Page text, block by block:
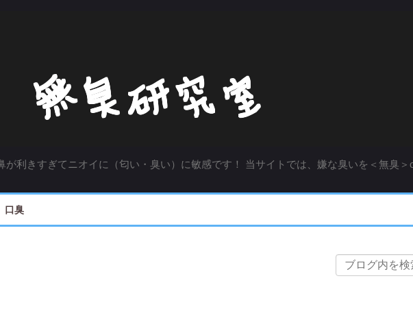
が利きすぎてニオイに（匂い・臭い）に敏感です！ 当サイトでは、嫌な臭いを＜無臭＞
口臭